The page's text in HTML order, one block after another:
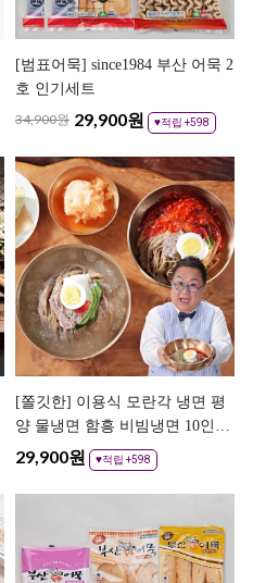
[범표어묵] since1984 부산 어묵 2
호 인기세트
34,900원 29,900원 ♥적립 +598
[쫄깃한] 이용식 모란각 냉면 평
양 물냉면 함흥 비빔냉면 10인분
20인분
29,900원 ♥적립 +598